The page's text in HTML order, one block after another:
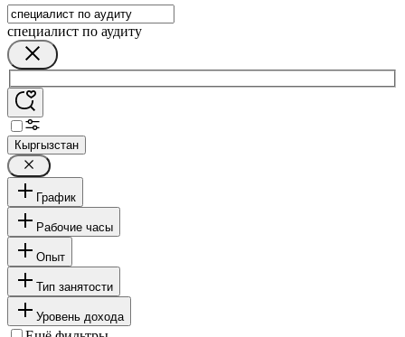
специалист по аудиту
Кыргызстан
График
Рабочие часы
Опыт
Тип занятости
Уровень дохода